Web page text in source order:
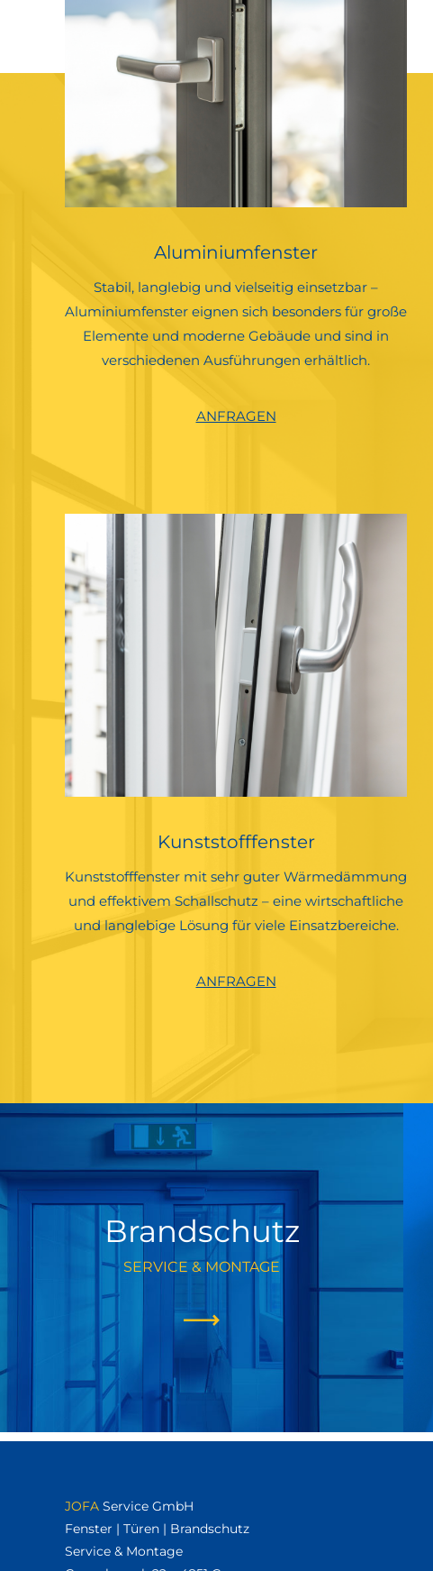
Aluminiumfenster
Stabil, langlebig und vielseitig einsetzbar –
Aluminiumfenster eignen sich besonders für große
Elemente und moderne Gebäude und sind in
verschiedenen Ausführungen erhältlich.
ANFRAGEN
Kunststofffenster
Kunststofffenster mit sehr guter Wärmedämmung
und effektivem Schallschutz – eine wirtschaftliche
und langlebige Lösung für viele Einsatzbereiche.
ANFRAGEN
Brandschutz
SERVICE & MONTAGE
JOFA Service GmbH
Fenster | Türen | Brandschutz
Service & Montage